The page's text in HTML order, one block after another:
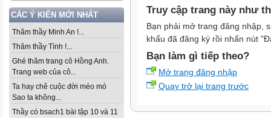
CÁC Ý KIẾN MỚI NHẤT
Thăm thầy Minh An !...
Thăm thầy Tình !...
Ghé thăm trang cô Hồng Anh.
Trang web của cô...
Ta hay chê cuộc đời méo mó
Sao ta không...
Thầy có bsach1 bài tập 10 và 11
Truy cập trang này như
Bạn phải mở trang đăng nhập,
khẩu đã đăng ký rồi nhấn nút
Bạn làm gì tiếp theo?
Mở trang đăng nhập
Quay trở lại trang trước